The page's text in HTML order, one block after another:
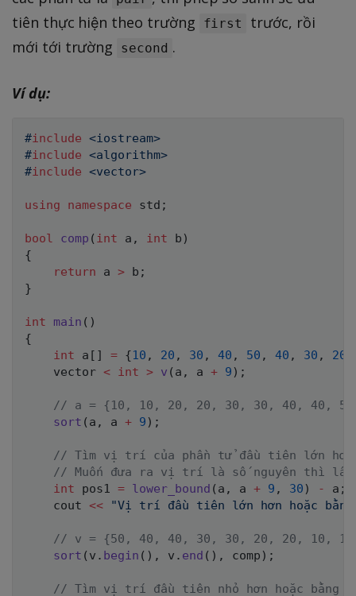
tiên thực hiện theo trường
first
trước, rồi
mới tới trường
second .
Ví dụ:
#include <iostream>
#include <algorithm>
#include <vector>
using namespace std ;
bool comp ( int a , int b )
{
return a > b ;
}
int main ( )
{
int a [ ] = {10 , 20 , 30 , 40 , 50 , 40 , 30 , 20
    vector
< int > v ( a , a + 9 ) ;
// a = {10, 10, 20, 20, 30, 30, 40, 40,
sort ( a , a + 9 ) ;
// Tìm vị trí của phần tử đầu tiên lớn hơn
// Muốn đưa ra vị trí là số nguyên thì
int pos1 = lower_bound ( a , a + 9 , 30 ) - a ;
    cout
<< "Vị trí đầu tiên lớn hơn hoặc
// v = {50, 40, 40, 30, 30, 20, 20, 10,
sort ( v . begin ( ) , v . end ( ) , comp ) ;
// Tìm vị trí đầu tiên nhỏ hơn hoặc bằng